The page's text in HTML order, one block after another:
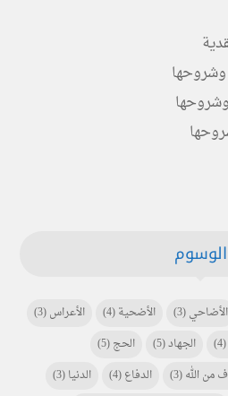
الوسوم
الأضاحي(3) الأضحية(4) الأعراس(3)
(4) الجهاد(5) الحج(5)
من الله(3) الدفاع(4) الدنيا(3)